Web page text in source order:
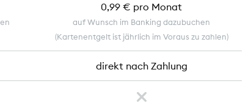
0,99 € pro Monat
auf Wunsch im Banking dazubuchen
(Kartenentgelt ist jährlich im Voraus zu zahlen)
direkt nach Zahlung